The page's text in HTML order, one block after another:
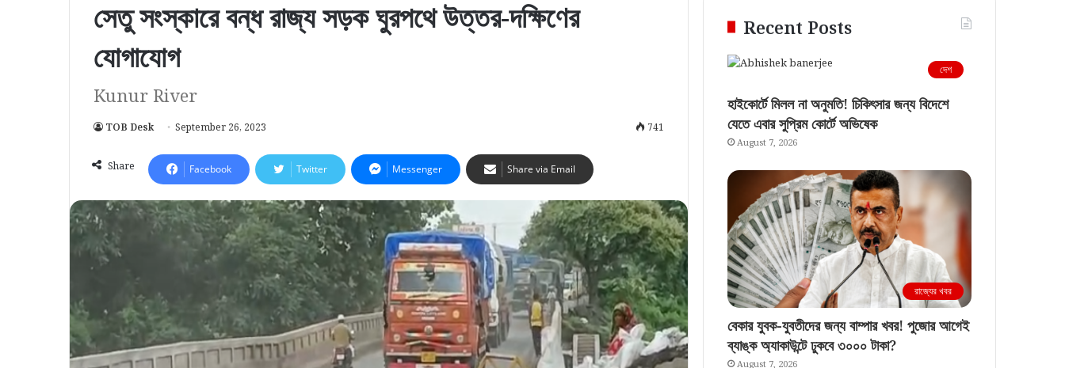
সেতু সংস্কারে বন্ধ রাজ্য সড়ক ঘুরপথে উত্তর-দক্ষিণের
যোগাযোগ
Kunur River
TOB Desk September 26, 2023 741
Share Facebook Twitter Messenger Share via Email
Recent Posts
দেশ
হাইকোর্টে মিলল না অনুমতি! চিকিৎসার জন্য বিদেশে
যেতে এবার সুপ্রিম কোর্টে অভিষেক
August 7, 2026
রাজ্যের খবর
বেকার যুবক-যুবতীদের জন্য বাম্পার খবর! পুজোর আগেই
ব্যাঙ্ক অ্যাকাউন্টে ঢুকবে ৩০০০ টাকা?
August 7, 2026